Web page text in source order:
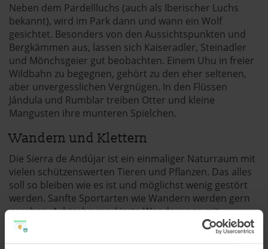
Neben dem Pardellluchs (auch als Iberischer Luchs
bekannt), wird im Park dann und wann ein Wolf
gesichtet. Besonders von den Aussichtspunkten und
Bergkämmen aus, lassen sich Kaiseradler, Steinadler
und Mönchsgeier gut beobachten. Einem Uhu in freier
Wildbahn zu begegnen, gehört zu den eher seltenen,
aber unvergesslichen Vergnügen. In den Flüssen
Jándula und Rumblar treiben Otter und kleine
Mangusten ihre munteren Spielchen.
Wandern und Klettern
Die Sierra de Andújar ist ein einmaliger Naturraum mit
vielen schützenswerten Tieren und Pflanzen. Das alles
soll so bleiben wie es ist und möglichst wenig gestört
werden. Sanfte Sportarten wie Wandern werden gern
gesehen. Achtzehn markierte Wanderwege mit
unterschiedlicher Länge und Schwierigkeitsgrad führen
zu den Höhepunkten der Sierra und widmen sich